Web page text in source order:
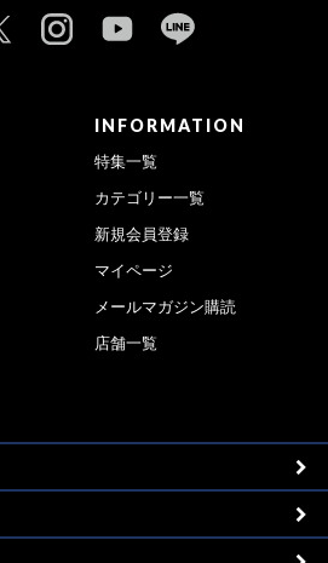
INFORMATION
特集一覧
カテゴリー一覧
新規会員登録
マイページ
メールマガジン購読
店舗一覧